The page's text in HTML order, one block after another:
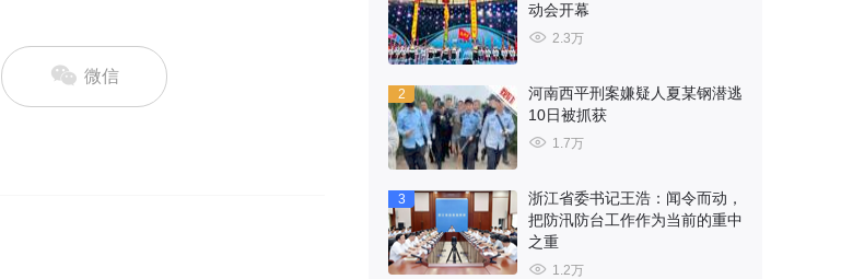
微信
动会开幕
2.3万
2
河南西平刑案嫌疑人夏某钢潜逃
10日被抓获
1.7万
3
浙江省委书记王浩：闻令而动，
把防汛防台工作作为当前的重中
之重
1.2万